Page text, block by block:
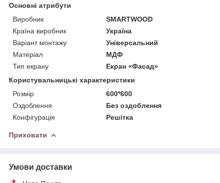
Основні атрибути
Виробник
SMARTWOOD
Країна виробник
Україна
Варіант монтажу
Універсальний
Матеріал
МДФ
Тип екрану
Екран «Фасад»
Користувальницькі характеристики
Розмір
600*600
Оздоблення
Без оздоблення
Конфігурація
Решітка
Приховати
Умови доставки